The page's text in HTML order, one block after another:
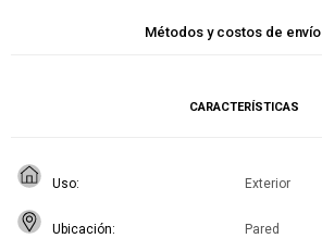
Métodos y costos de envío
CARACTERÍSTICAS
Uso Exterior
Ubicación Pared